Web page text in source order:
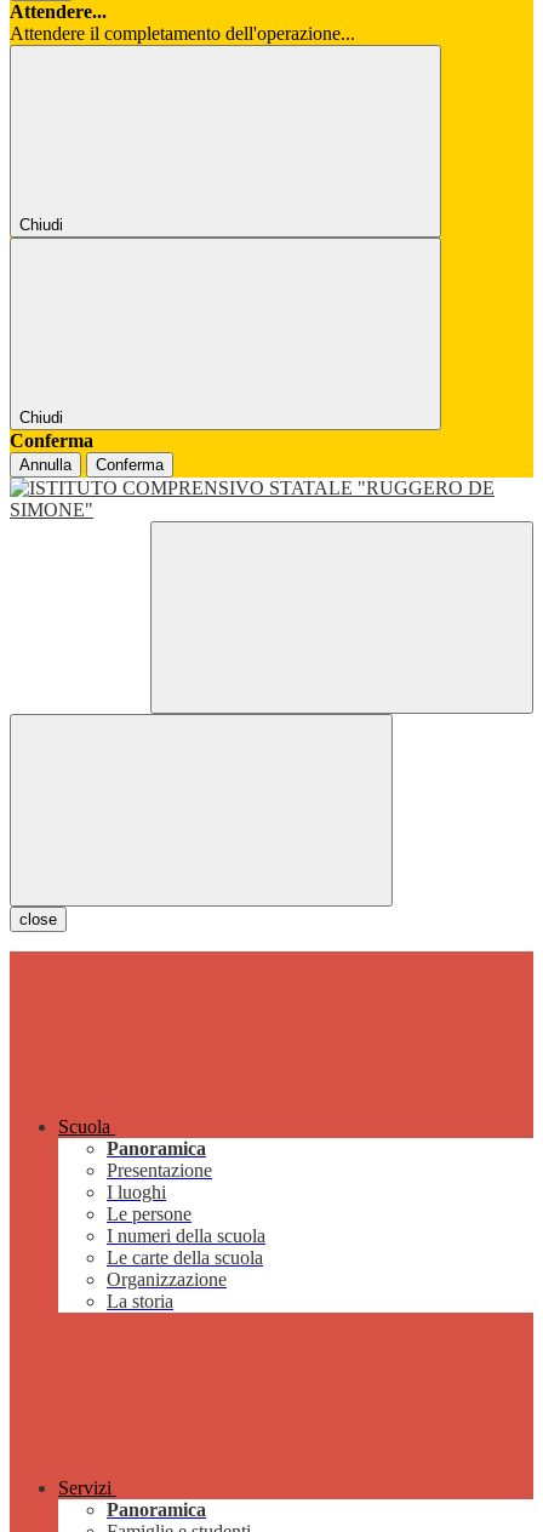
Attendere...
Attendere il completamento dell'operazione...
Chiudi
Chiudi
Conferma
Annulla Conferma
close
Scuola
Panoramica
Presentazione
I luoghi
Le persone
I numeri della scuola
Le carte della scuola
Organizzazione
La storia
Servizi
Panoramica